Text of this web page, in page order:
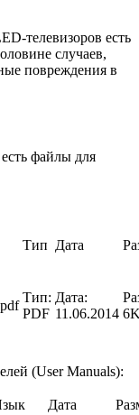
телевизоров есть
случаев,
повреждения в
файлы для
Тип Дата
Тип:
PDF
Дата:
11.06.2014
(User Manuals):
Дата